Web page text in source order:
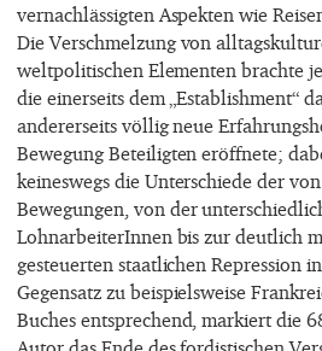
vernachlässigten Aspekten wie
Die Verschmelzung von
weltpolitischen Elementen brachte
die einerseits dem „Establishment“
andererseits völlig neue
Bewegung Beteiligten eröffnete;
keineswegs die Unterschiede der
Bewegungen, von der
LohnarbeiterInnen bis zur deutlich
gesteuerten staatlichen Repression
Gegensatz zu beispielsweise
Buches entsprechend, markiert die